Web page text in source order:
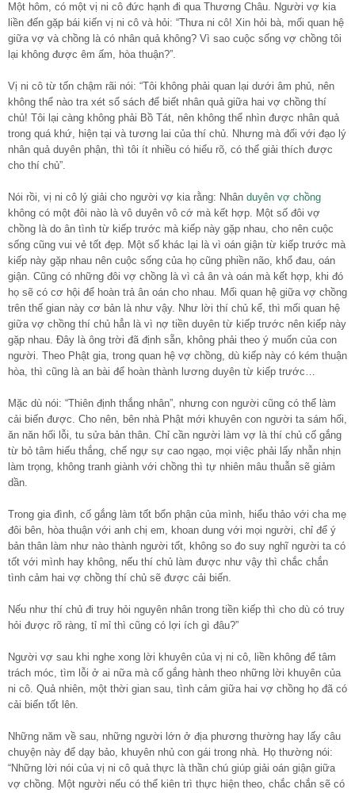
Một hôm, có một vị ni cô đức hạnh đi qua Thương Châu. Người vợ kia
liền đến gặp bái kiến vị ni cô và hỏi: “Thưa ni cô! Xin hỏi bà, mối quan hệ
giữa vợ và chồng là có nhân quả không? Vì sao cuộc sống vợ chồng tôi
lại không được êm ấm, hòa thuận?”.
Vị ni cô từ tốn chậm rãi nói: “Tôi không phải quan lại dưới âm phủ, nên
không thể nào tra xét sổ sách để biết nhân quả giữa hai vợ chồng thí
chủ! Tôi lại càng không phải Bồ Tát, nên không thể nhìn được nhân quả
trong quá khứ, hiện tại và tương lai của thí chủ. Nhưng mà đối với đạo lý
nhân quả duyên phận, thì tôi ít nhiều có hiểu rõ, có thể giải thích được
cho thí chủ”.
Nói rồi, vị ni cô lý giải cho người vợ kia rằng: Nhân duyên vợ chồng
không có một đôi nào là vô duyên vô cớ mà kết hợp. Một số đôi vợ
chồng là do ân tình từ kiếp trước mà kiếp này gặp nhau, cho nên cuộc
sống cũng vui vẻ tốt đẹp. Một số khác lại là vì oán giận từ kiếp trước mà
kiếp này gặp nhau nên cuộc sống của họ cũng phiền não, khổ đau, oán
giận. Cũng có những đôi vợ chồng là vì cả ân và oán mà kết hợp, khi đó
họ sẽ có cơ hội để hoàn trả ân oán cho nhau. Mối quan hệ giữa vợ chồng
trên thế gian này cơ bản là như vậy. Như lời thí chủ kể, thì mối quan hệ
giữa vợ chồng thí chủ hẳn là vì nợ tiền duyên từ kiếp trước nên kiếp này
gặp nhau. Đây là ông trời đã định sẵn, không phải theo ý muốn của con
người. Theo Phật gia, trong quan hệ vợ chồng, dù kiếp này có kém thuận
hòa, thì cũng là an bài để hoàn thành lương duyên từ kiếp trước…
Mặc dù nói: “Thiên định thắng nhân”, nhưng con người cũng có thể làm
cải biến được. Cho nên, bên nhà Phật mới khuyên con người ta sám hối,
ăn năn hối lỗi, tu sửa bản thân. Chỉ cần người làm vợ là thí chủ cố gắng
từ bỏ tâm hiếu thắng, chế ngự sự cao ngạo, mọi việc phải lấy nhẫn nhịn
làm trọng, không tranh giành với chồng thì tự nhiên mâu thuẫn sẽ giảm
dần.
Trong gia đình, cố gắng làm tốt bổn phận của mình, hiểu thảo với cha mẹ
đôi bên, hòa thuận với anh chị em, khoan dung với mọi người, chỉ để ý
bản thân làm như nào thành người tốt, không so đo suy nghĩ người ta có
tốt với mình hay không, nếu thí chủ làm được như vậy thì chắc chắn
tình cảm hai vợ chồng thí chủ sẽ được cải biến.
Nếu như thí chủ đi truy hỏi nguyên nhân trong tiền kiếp thì cho dù có truy
hỏi được rõ ràng, tỉ mỉ thì cũng có lợi ích gì đâu?”
Người vợ sau khi nghe xong lời khuyên của vị ni cô, liền không để tâm
trách móc, tìm lỗi ở ai nữa mà cố gắng hành theo những lời khuyên của
ni cô. Quả nhiên, một thời gian sau, tình cảm giữa hai vợ chồng họ đã có
cải biến tốt lên.
Những năm về sau, những người lớn ở địa phương thường hay lấy câu
chuyện này để dạy bảo, khuyên nhủ con gái trong nhà. Họ thường nói:
“Những lời nói của vị ni cô quả thực là thần chú giúp giải oán giận giữa
vợ chồng. Một người nếu có thể kiên trì thực hiện theo, chắc chắn sẽ có